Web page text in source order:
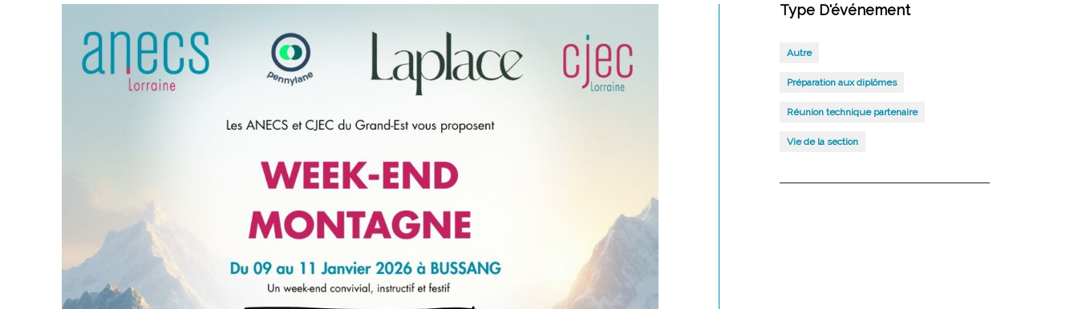
Type D'événement
Autre
Préparation aux diplômes
Réunion technique partenaire
Vie de la section